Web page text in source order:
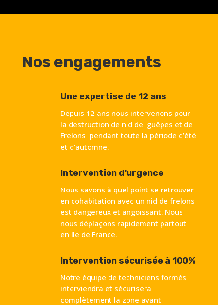
Nos engagements
Une expertise de 12 ans
Depuis 12 ans nous intervenons pour
la destruction de nid de guêpes et de
Frelons pendant toute la période d’été
et d’automne.
Intervention d'urgence
Nous savons à quel point se retrouver
en cohabitation avec un nid de frelons
est dangereux et angoissant. Nous
nous déplaçons rapidement partout
en Ile de France.
Intervention sécurisée à 100%
Notre équipe de techniciens formés
interviendra et sécurisera
complètement la zone avant